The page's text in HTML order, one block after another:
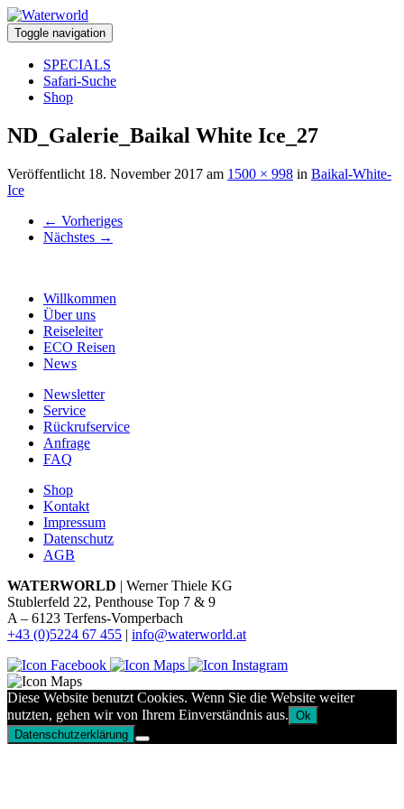
Toggle navigation
SPECIALS
Safari-Suche
Shop
ND_Galerie_Baikal White Ice_27
Veröffentlicht 18. November 2017 am 1500 × 998 in Baikal-White-
Ice
← Vorheriges
Nächstes →
Willkommen
Über uns
Reiseleiter
ECO Reisen
News
Newsletter
Service
Rückrufservice
Anfrage
FAQ
Shop
Kontakt
Impressum
Datenschutz
AGB
WATERWORLD | Werner Thiele KG
Stublerfeld 22, Penthouse Top 7 & 9
A – 6123 Terfens-Vomperbach
+43 (0)5224 67 455 | info@waterworld.at
Diese Website benutzt Cookies. Wenn Sie die Website weiter
nutzten, gehen wir von Ihrem Einverständnis aus. Ok
Datenschutzerklärung